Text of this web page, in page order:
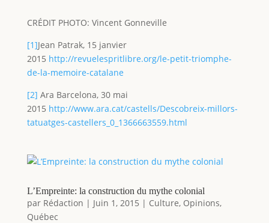
CRÉDIT PHOTO: Vincent Gonneville
[1]Jean Patrak, 15 janvier
2015 http://revuelespritlibre.org/le-petit-triomphe-
de-la-memoire-catalane
[2] Ara Barcelona, 30 mai
2015 http://www.ara.cat/castells/Descobreix-millors-
tatuatges-castellers_0_1366663559.html
L’Empreinte: la construction du mythe colonial
par Rédaction | Juin 1, 2015 | Culture, Opinions,
Québec